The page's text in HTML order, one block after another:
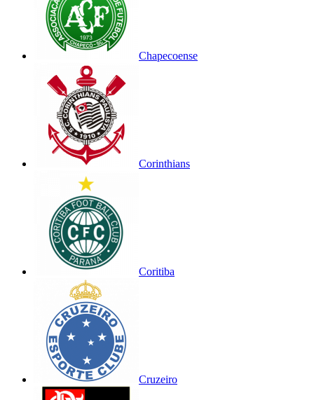
Chapecoense
Corinthians
Coritiba
Cruzeiro